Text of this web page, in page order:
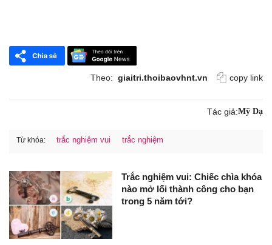
Theo: giaitri.thoibaovhnt.vn copy link
Tác giả:Mỹ Dạ
Từ khóa: trắc nghiệm vui trắc nghiệm
Trắc nghiệm vui: Chiếc chìa khóa
nào mở lối thành công cho bạn
trong 5 năm tới?